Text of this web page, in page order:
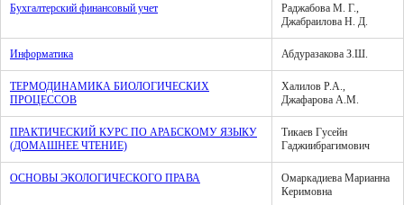
Бухгалтерский финансовый учет
Раджабова М. Г.,
Джабраилова Н. Д.
Информатика Абдуразакова З.Ш.
ТЕРМОДИНАМИКА БИОЛОГИЧЕСКИХ
ПРОЦЕССОВ
Халилов Р.А.,
Джафарова А.М.
ПРАКТИЧЕСКИЙ КУРС ПО АРАБСКОМУ ЯЗЫКУ
(ДОМАШНЕЕ ЧТЕНИЕ)
Тикаев Гусейн
Гаджиибрагимович
ОСНОВЫ ЭКОЛОГИЧЕСКОГО ПРАВА
Омаркадиева Марианна
Керимовна